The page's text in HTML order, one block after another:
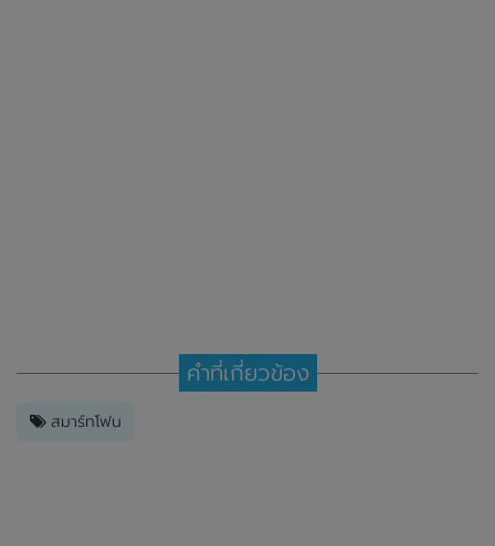
คำที่เกี่ยวข้อง
สมาร์ทโฟน